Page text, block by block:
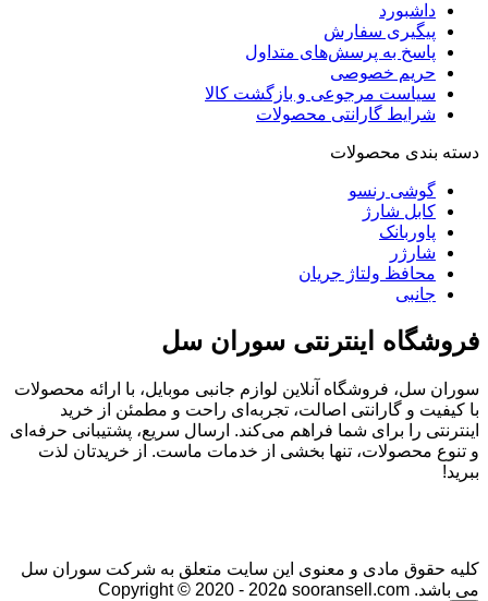
داشبورد
پیگیری سفارش
پاسخ به پرسش‌های متداول
حریم خصوصی
سیاست مرجوعی و بازگشت کالا
شرایط گارانتی محصولات
دسته بندی محصولات
گوشی رنسو
کابل شارژ
پاوربانک
شارژر
محافظ ولتاژ جریان
جانبی
فروشگاه اینترنتی سوران سل
سوران سل، فروشگاه آنلاین لوازم جانبی موبایل، با ارائه محصولات
با کیفیت و گارانتی اصالت، تجربه‌ای راحت و مطمئن از خرید
اینترنتی را برای شما فراهم می‌کند. ارسال سریع، پشتیبانی حرفه‌ای
و تنوع محصولات، تنها بخشی از خدمات ماست. از خریدتان لذت
ببرید!
کلیه حقوق مادی و معنوی این سایت متعلق به شرکت سوران سل
می باشد. Copyright © 2020 - 202۵ sooransell.com